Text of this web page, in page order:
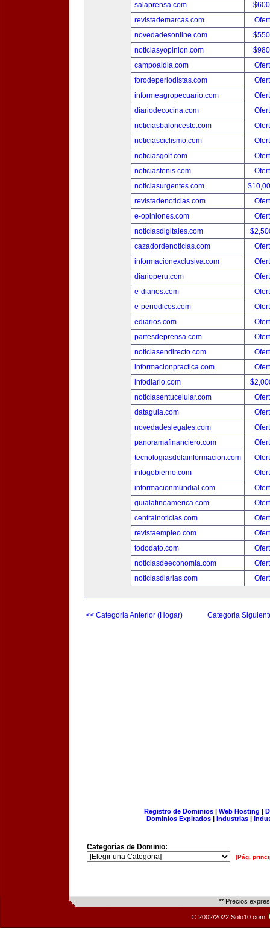
salaprensa.com
revistademarcas.com
novedadesonline.com
noticiasyopinion.com
campoaldia.com
forodeperiodistas.com
informeagropecuario.com
diariodecocina.com
noticiasbaloncesto.com
noticiasciclismo.com
noticiasgolf.com
noticiastenis.com
noticiasurgentes.com
revistadenoticias.com
e-opiniones.com
noticiasdigitales.com
cazadordenoticias.com
informacionexclusiva.com
diarioperu.com
e-diarios.com
e-periodicos.com
ediarios.com
partesdeprensa.com
noticiasendirecto.com
informacionpractica.com
infodiario.com
noticiasentucelular.com
dataguia.com
novedadeslegales.com
panoramafinanciero.com
tecnologiasdelainformacion.com
infogobierno.com
informacionmundial.com
guialatinoamerica.com
centralnoticias.com
revistaempleo.com
tododato.com
noticiasdeeconomia.com
noticiasdiarias.com
<< Categoria Anterior (Hogar) Categoria
Registro de Dominios| Web Hosting |
Dominios Expirados | Industrias |
Categorías de Dominio:
[Pág.
** Precios
© 2002/2022 Solo10.com